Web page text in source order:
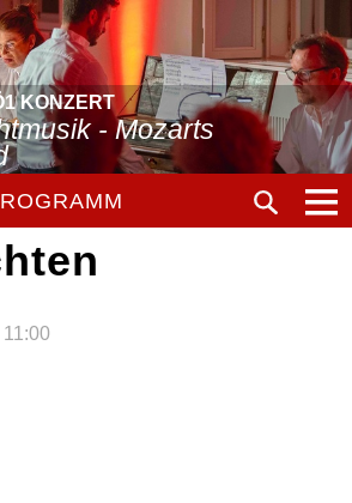
KONZERT
- Mozarts